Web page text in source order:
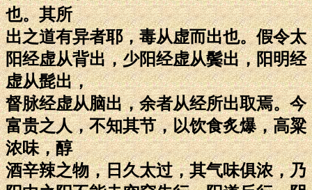
也。其所
出之道有异者耶，毒从虚而出也。假令太
阳经虚从背出，少阳经虚从鬓出，阳明经
虚从髭出，
督脉经虚从脑出，余者从经所出取焉。今
富贵之人，不知其节，以饮食炙爆，高粱
浓味，醇
酒辛辣之物，日久太过，其气味俱浓，乃